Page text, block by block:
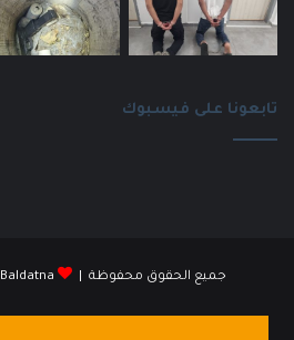
تابعونا على فيسبوك
جميع الحقوق محفوظة | Baldatna